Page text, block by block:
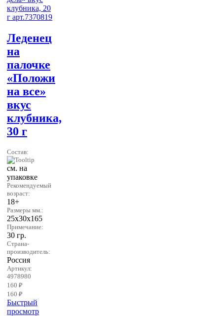
Леденец
на
палочке
«Положи
на все»
вкус
клубника,
30 г
Состав:
см. на
упаковке
Рекомендуемый
возраст:
18+
Размеры мм.:
25х30х165
Примечание:
30 гр.
Страна-
производитель:
Россия
Артикул:
4978980
160 ₽
160 ₽
Быстрый
просмотр